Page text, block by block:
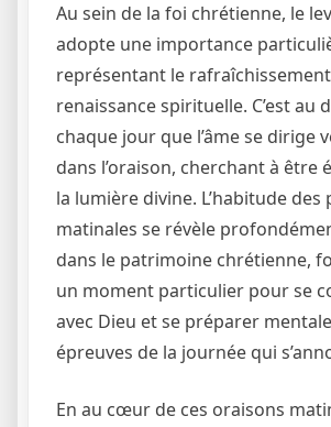
Au sein de la foi chrétienne, le
adopte une importance
représentant le
renaissance spirituelle. C’est au
chaque jour que l’âme se dirige
dans l’oraison, cherchant à être
la lumière divine. L’habitude des
matinales se révèle
dans le patrimoine chrétienne,
un moment particulier pour se
avec Dieu et se préparer
épreuves de la journée qui
En au cœur de ces oraisons